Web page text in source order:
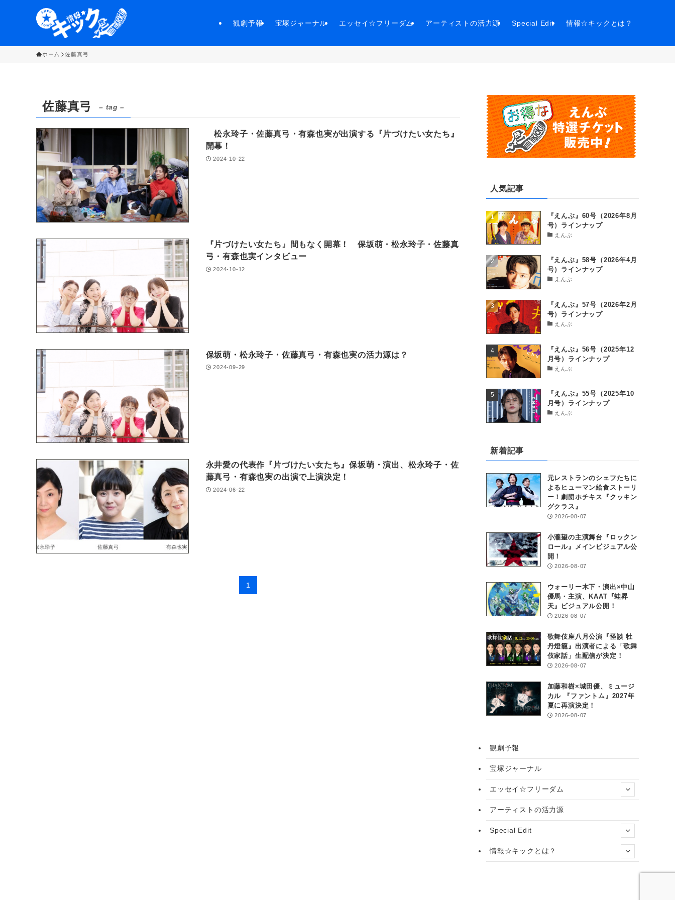
観劇予報 宝塚ジャーナル エッセイ☆フリーダム アーティストの活力源 Special Edit 情報☆キックとは？
ホーム 佐藤真弓
佐藤真弓 – tag –
松永玲子・佐藤真弓・有森也実が出演する『片づけたい女たち』
開幕！
2024-10-22
『片づけたい女たち』間もなく開幕！ 保坂萌・松永玲子・佐藤真
弓・有森也実インタビュー
2024-10-12
保坂萌・松永玲子・佐藤真弓・有森也実の活力源は？
2024-09-29
永井愛の代表作『片づけたい女たち』保坂萌・演出、松永玲子・佐
藤真弓・有森也実の出演で上演決定！
2024-06-22
1
人気記事
『えんぶ』60号（2026年8月
号）ラインナップ
えんぶ
『えんぶ』58号（2026年4月
号）ラインナップ
えんぶ
『えんぶ』57号（2026年2月
号）ラインナップ
えんぶ
『えんぶ』56号（2025年12
月号）ラインナップ
えんぶ
『えんぶ』55号（2025年10
月号）ラインナップ
えんぶ
新着記事
元レストランのシェフたちに
よるヒューマン給食ストーリ
ー！劇団ホチキス『クッキン
グクラス』
2026-08-07
小瀧望の主演舞台『ロックン
ロール』メインビジュアル公
開！
2026-08-07
ウォーリー木下・演出×中山
優馬・主演、KAAT『蛙昇
天』ビジュアル公開！
2026-08-07
歌舞伎座八月公演『怪談 牡
丹燈籠』出演者による「歌舞
伎家話」生配信が決定！
2026-08-07
加藤和樹×城田優、ミュージ
カル 『ファントム』2027年
夏に再演決定！
2026-08-07
観劇予報
宝塚ジャーナル
エッセイ☆フリーダム
アーティストの活力源
Special Edit
情報☆キックとは？